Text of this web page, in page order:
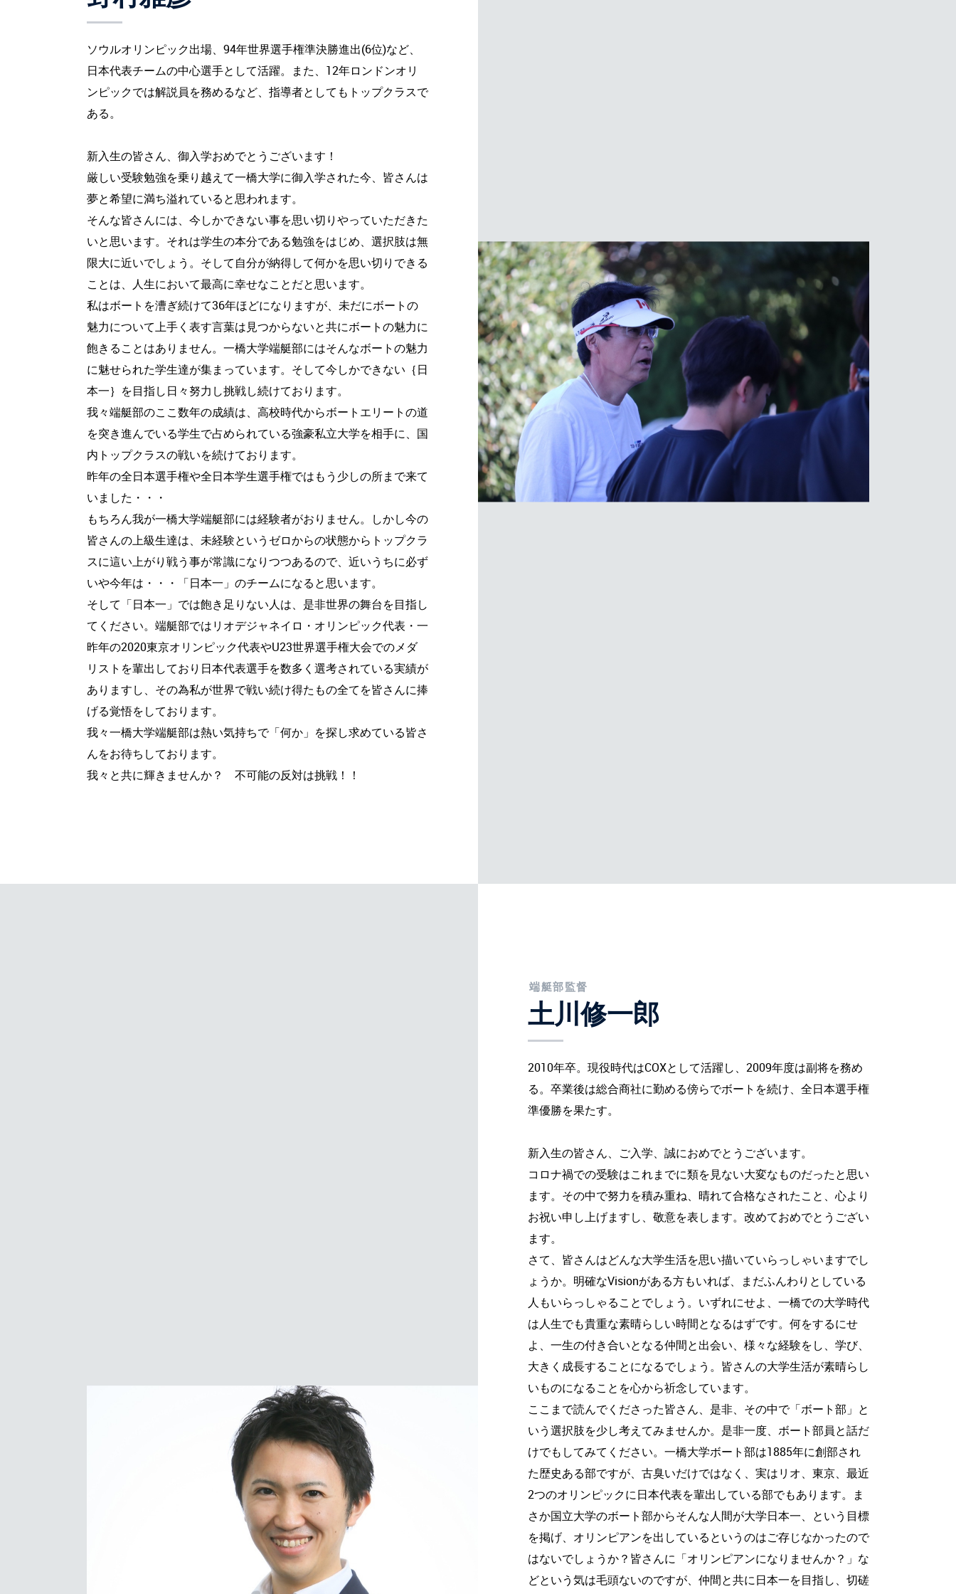
ソウルオリンピック出場、94年世界選手権準決勝進出(6位)など、
日本代表チームの中心選手として活躍。また、12年ロンドンオリ
ンピックでは解説員を務めるなど、指導者としてもトップクラスで
ある。
新入生の皆さん、御入学おめでとうございます！
厳しい受験勉強を乗り越えて一橋大学に御入学された今、皆さんは
夢と希望に満ち溢れていると思われます。
そんな皆さんには、今しかできない事を思い切りやっていただきた
いと思います。それは学生の本分である勉強をはじめ、選択肢は無
限大に近いでしょう。そして自分が納得して何かを思い切りできる
ことは、人生において最高に幸せなことだと思います。
私はボートを漕ぎ続けて36年ほどになりますが、未だにボートの
魅力について上手く表す言葉は見つからないと共にボートの魅力に
飽きることはありません。一橋大学端艇部にはそんなボートの魅力
に魅せられた学生達が集まっています。そして今しかできない｛日
本一｝を目指し日々努力し挑戦し続けております。
我々端艇部のここ数年の成績は、高校時代からボートエリートの道
を突き進んでいる学生で占められている強豪私立大学を相手に、国
内トップクラスの戦いを続けております。
昨年の全日本選手権や全日本学生選手権ではもう少しの所まで来て
いました・・・
もちろん我が一橋大学端艇部には経験者がおりません。しかし今の
皆さんの上級生達は、未経験というゼロからの状態からトップクラ
スに這い上がり戦う事が常識になりつつあるので、近いうちに必ず
いや今年は・・・「日本一」のチームになると思います。
そして「日本一」では飽き足りない人は、是非世界の舞台を目指し
てください。端艇部ではリオデジャネイロ・オリンピック代表・一
昨年の2020東京オリンピック代表やU23世界選手権大会でのメダ
リストを輩出しており日本代表選手を数多く選考されている実績が
ありますし、その為私が世界で戦い続け得たもの全てを皆さんに捧
げる覚悟をしております。
我々一橋大学端艇部は熱い気持ちで「何か」を探し求めている皆さ
んをお待ちしております。
我々と共に輝きませんか？ 不可能の反対は挑戦！！
端艇部監督
土川修一郎
2010年卒。現役時代はCOXとして活躍し、2009年度は副将を務め
る。卒業後は総合商社に勤める傍らでボートを続け、全日本選手権
準優勝を果たす。
新入生の皆さん、ご入学、誠におめでとうございます。
コロナ禍での受験はこれまでに類を見ない大変なものだったと思い
ます。その中で努力を積み重ね、晴れて合格なされたこと、心より
お祝い申し上げますし、敬意を表します。改めておめでとうござい
ます。
さて、皆さんはどんな大学生活を思い描いていらっしゃいますでし
ょうか。明確なVisionがある方もいれば、まだふんわりとしている
人もいらっしゃることでしょう。いずれにせよ、一橋での大学時代
は人生でも貴重な素晴らしい時間となるはずです。何をするにせ
よ、一生の付き合いとなる仲間と出会い、様々な経験をし、学び、
大きく成長することになるでしょう。皆さんの大学生活が素晴らし
いものになることを心から祈念しています。
ここまで読んでくださった皆さん、是非、その中で「ボート部」と
いう選択肢を少し考えてみませんか。是非一度、ボート部員と話だ
けでもしてみてください。一橋大学ボート部は1885年に創部され
た歴史ある部ですが、古臭いだけではなく、実はリオ、東京、最近
2つのオリンピックに日本代表を輩出している部でもあります。ま
さか国立大学のボート部からそんな人間が大学日本一、という目標
を掲げ、オリンピアンを出しているというのはご存じなかったので
はないでしょうか？皆さんに「オリンピアンになりませんか？」な
どという気は毛頭ないのですが、仲間と共に日本一を目指し、切磋